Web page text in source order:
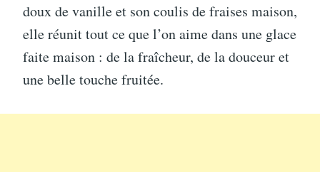
doux de vanille et son coulis de fraises maison,
elle réunit tout ce que l’on aime dans une glace
faite maison : de la fraîcheur, de la douceur et
une belle touche fruitée.